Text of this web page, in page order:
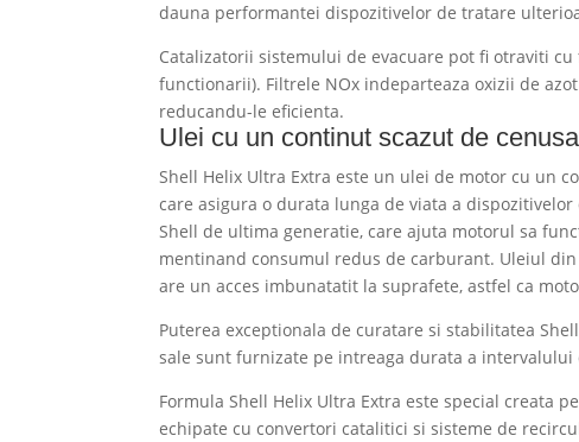
dauna performantei dispozitivelor de tratare
Catalizatorii sistemului de evacuare pot fi otraviti
functionarii). Filtrele NOx indeparteaza oxizii de
reducandu-le eficienta.
Ulei cu un continut scazut de cenusa
Shell Helix Ultra Extra este un ulei de motor cu un
care asigura o durata lunga de viata a
Shell de ultima generatie, care ajuta motorul sa
mentinand consumul redus de carburant. Uleiul
are un acces imbunatatit la suprafete, astfel ca
Puterea exceptionala de curatare si stabilitatea
sale sunt furnizate pe intreaga durata a intervalului
Formula Shell Helix Ultra Extra este special creata
echipate cu convertori catalitici si sisteme de